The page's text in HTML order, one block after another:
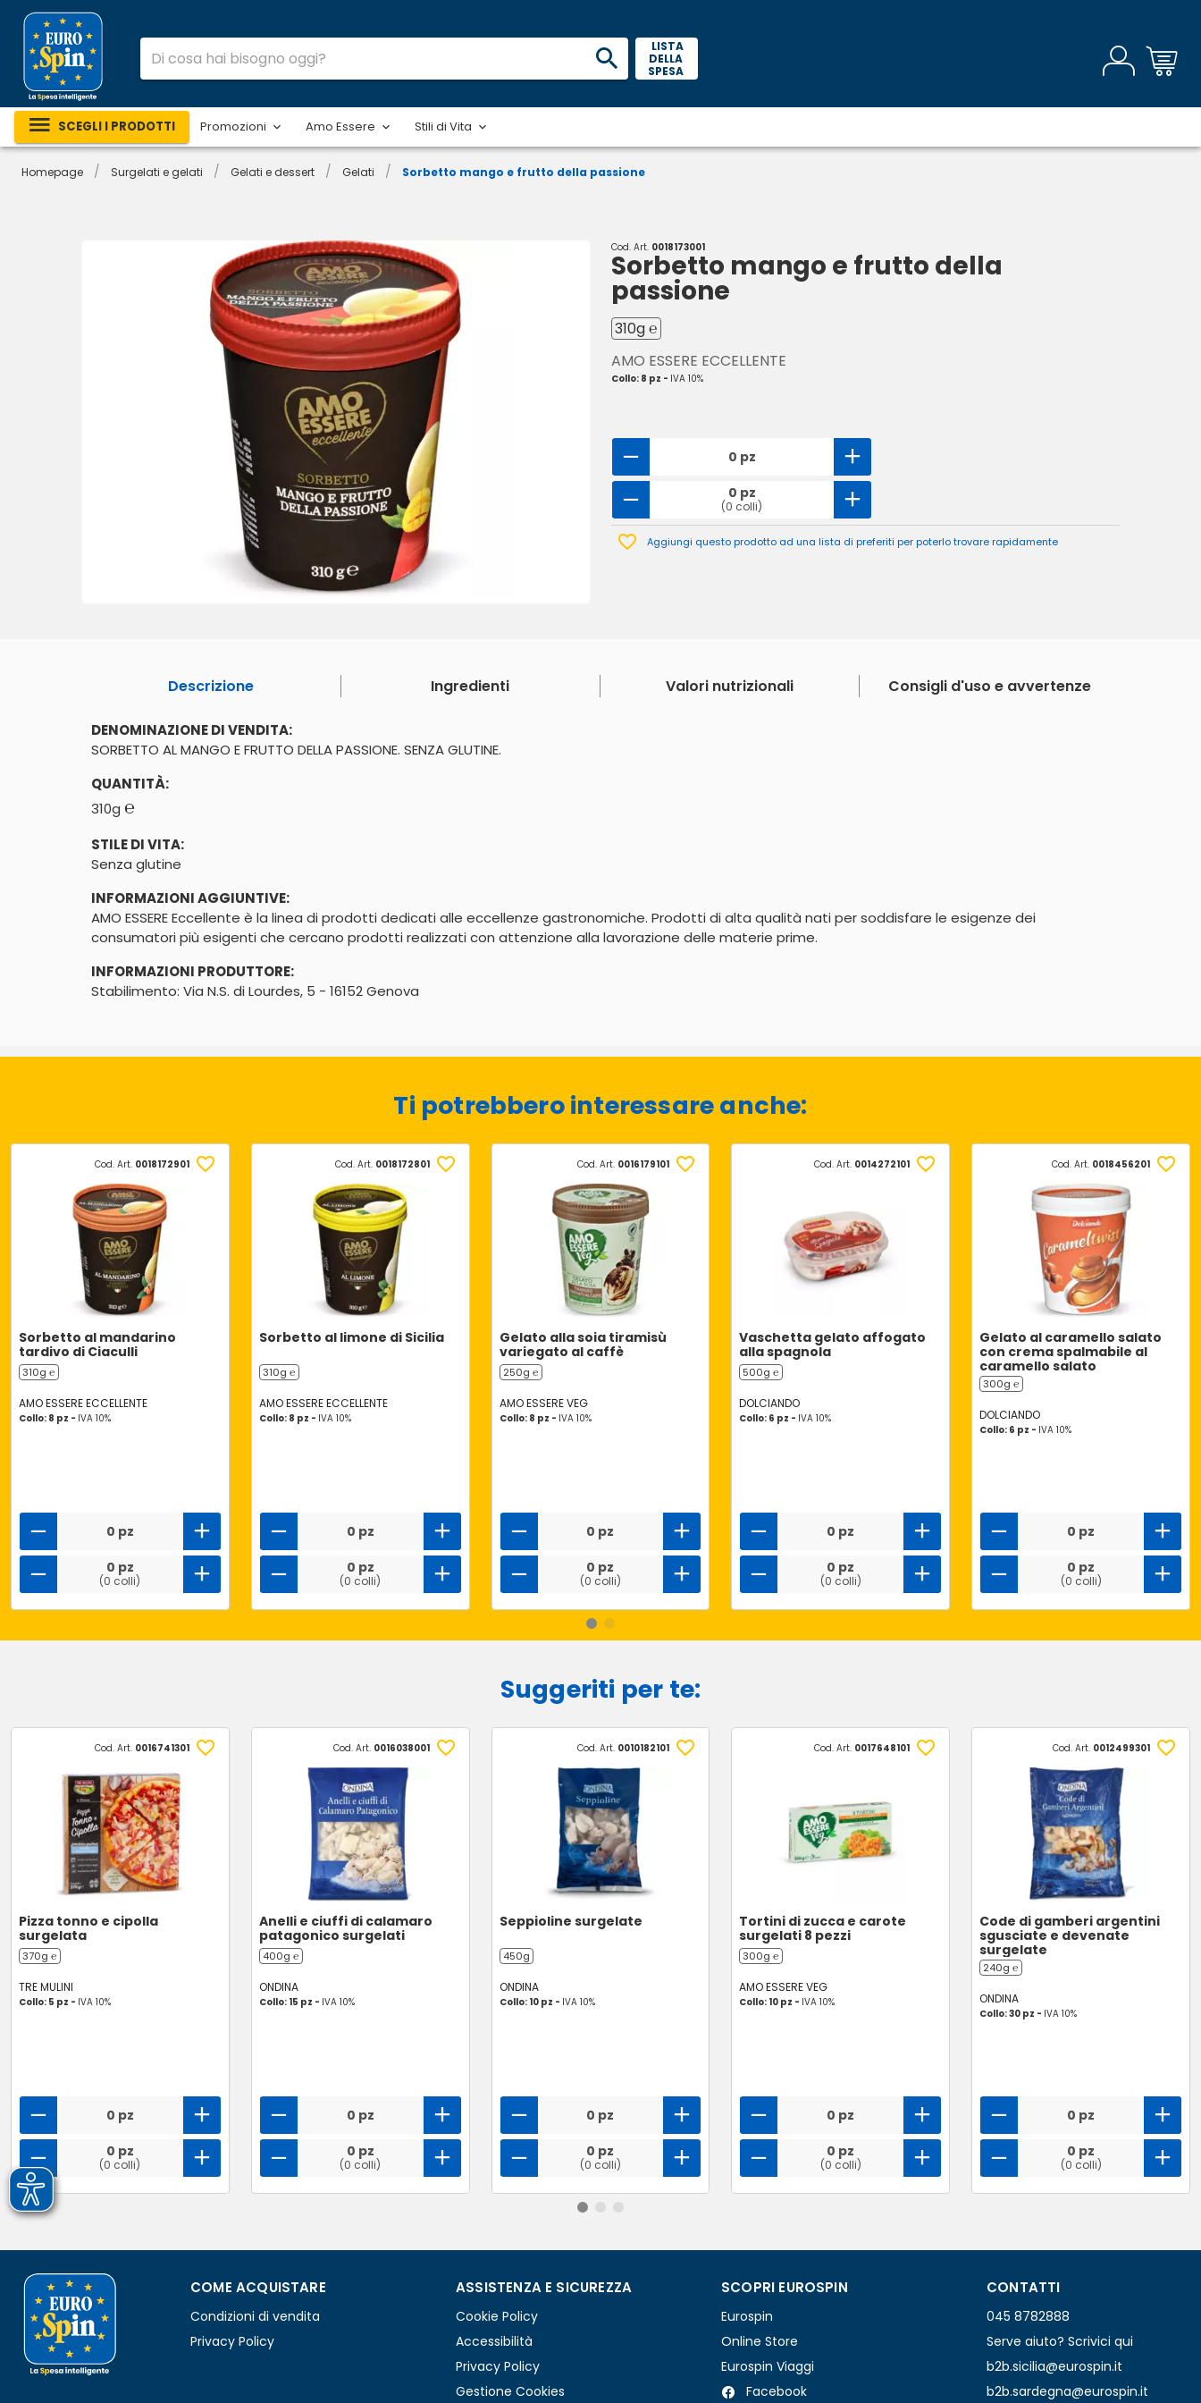
LISTA
DELLA
SPESA
SCEGLI I PRODOTTI Promozioni Amo Essere Stili di Vita
Homepage / Surgelati e gelati / Gelati e dessert / Gelati / Sorbetto mango e frutto della passione
Cod. Art. 0018173001
Sorbetto mango e frutto della
passione
310g ℮
AMO ESSERE ECCELLENTE
Collo: 8 pz - IVA 10%
0 pz
0 pz
(0 colli)
Aggiungi questo prodotto ad una lista di preferiti per poterlo trovare rapidamente
Descrizione Ingredienti Valori nutrizionali Consigli d'uso e avvertenze
DENOMINAZIONE DI VENDITA:
SORBETTO AL MANGO E FRUTTO DELLA PASSIONE. SENZA GLUTINE.
QUANTITÀ:
310g ℮
STILE DI VITA:
Senza glutine
INFORMAZIONI AGGIUNTIVE:
AMO ESSERE Eccellente è la linea di prodotti dedicati alle eccellenze gastronomiche. Prodotti di alta qualità nati per soddisfare le esigenze dei
consumatori più esigenti che cercano prodotti realizzati con attenzione alla lavorazione delle materie prime.
INFORMAZIONI PRODUTTORE:
Stabilimento: Via N.S. di Lourdes, 5 - 16152 Genova
Ti potrebbero interessare anche:
Cod. Art. 0018172901
Sorbetto al mandarino
tardivo di Ciaculli
310g ℮
AMO ESSERE ECCELLENTE
Collo: 8 pz - IVA 10%
0 pz
0 pz
(0 colli)
Cod. Art. 0018172801
Sorbetto al limone di Sicilia
310g ℮
AMO ESSERE ECCELLENTE
Collo: 8 pz - IVA 10%
0 pz
0 pz
(0 colli)
Cod. Art. 0016179101
Gelato alla soia tiramisù
variegato al caffè
250g ℮
AMO ESSERE VEG
Collo: 8 pz - IVA 10%
0 pz
0 pz
(0 colli)
Cod. Art. 0014272101
Vaschetta gelato affogato
alla spagnola
500g ℮
DOLCIANDO
Collo: 6 pz - IVA 10%
0 pz
0 pz
(0 colli)
Cod. Art. 0018456201
Gelato al caramello salato
con crema spalmabile al
caramello salato
300g ℮
DOLCIANDO
Collo: 6 pz - IVA 10%
0 pz
0 pz
(0 colli)
Suggeriti per te:
Cod. Art. 0016741301
Pizza tonno e cipolla
surgelata
370g ℮
TRE MULINI
Collo: 5 pz - IVA 10%
0 pz
0 pz
(0 colli)
Cod. Art. 0016038001
Anelli e ciuffi di calamaro
patagonico surgelati
400g ℮
ONDINA
Collo: 15 pz - IVA 10%
0 pz
0 pz
(0 colli)
Cod. Art. 0010182101
Seppioline surgelate
450g
ONDINA
Collo: 10 pz - IVA 10%
0 pz
0 pz
(0 colli)
Cod. Art. 0017648101
Tortini di zucca e carote
surgelati 8 pezzi
300g ℮
AMO ESSERE VEG
Collo: 10 pz - IVA 10%
0 pz
0 pz
(0 colli)
Cod. Art. 0012499301
Code di gamberi argentini
sgusciate e devenate
surgelate
240g ℮
ONDINA
Collo: 30 pz - IVA 10%
0 pz
0 pz
(0 colli)
COME ACQUISTARE
Condizioni di vendita
Privacy Policy
ASSISTENZA E SICUREZZA
Cookie Policy
Accessibilità
Privacy Policy
Gestione Cookies
SCOPRI EUROSPIN
Eurospin
Online Store
Eurospin Viaggi
Facebook
CONTATTI
045 8782888
Serve aiuto? Scrivici qui
b2b.sicilia@eurospin.it
b2b.sardegna@eurospin.it